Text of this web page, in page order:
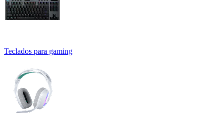
Teclados para gaming